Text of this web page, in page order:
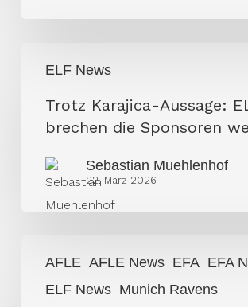
ELF News
Karajica-
Aussage:
Trotz Karajica-Aussage:
brechen die Sponsoren
Sebastian Muehlenhof
22. März 2026
AFLE AFLE News EFA EFA
ELF News Munich Ravens
widerspricht
Karajica: